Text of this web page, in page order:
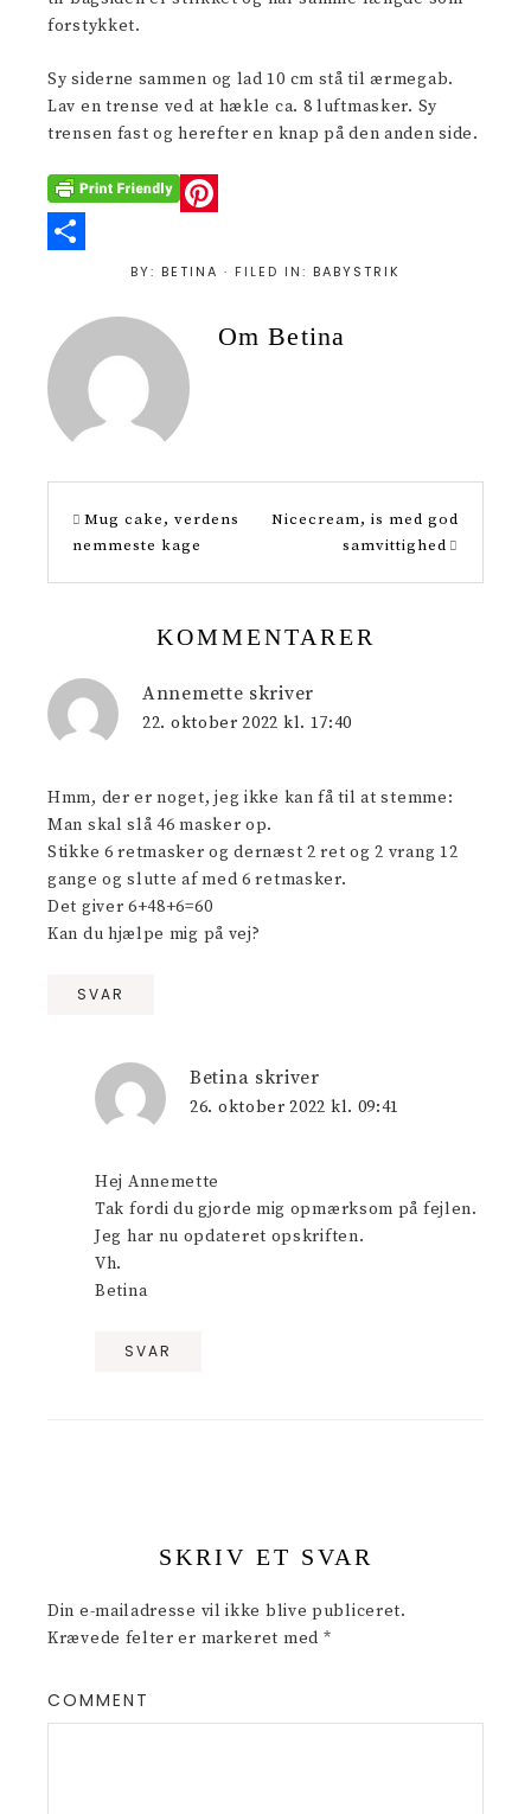
forstykket.
Sy siderne sammen og lad 10 cm stå til ærmegab.
Lav en trense ved at hækle ca. 8 luftmasker. Sy
trensen fast og herefter en knap på den anden side.
P
e
r
r
e
BY: BETINA · FILED IN: BABYSTRIK
OmBetina
Mug cake, verdens
nemmeste kage
Nicecream, is med god
samvittighed
KOMMENTARER
Annemette skriver
22. oktober 2022 kl. 17:40
Hmm, der er noget, jeg ikke kan få til at stemme:
Man skal slå 46 masker op.
Stikke 6 retmasker og dernæst 2 ret og 2 vrang 12
gange og slutte af med 6 retmasker.
Det giver 6+48+6=60
Kan du hjælpe mig på vej?
SVAR
Betina skriver
26. oktober 2022 kl. 09:41
Hej Annemette
Tak fordi du gjorde mig opmærksom på fejlen.
Jeg har nu opdateret opskriften.
Vh.
Betina
SVAR
SKRIV ET SVAR
Din e-mailadresse vil ikke blive publiceret.
Krævede felter er markeret med *
COMMENT